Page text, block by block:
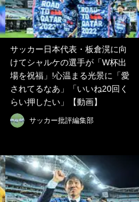
サッカー日本代表・板倉滉に向
けてシャルケの選手が「W杯出
場を祝福」!心温まる光景に「愛
されてるなあ」「いいね20回く
らい押したい」【動画】
サッカー批評編集部